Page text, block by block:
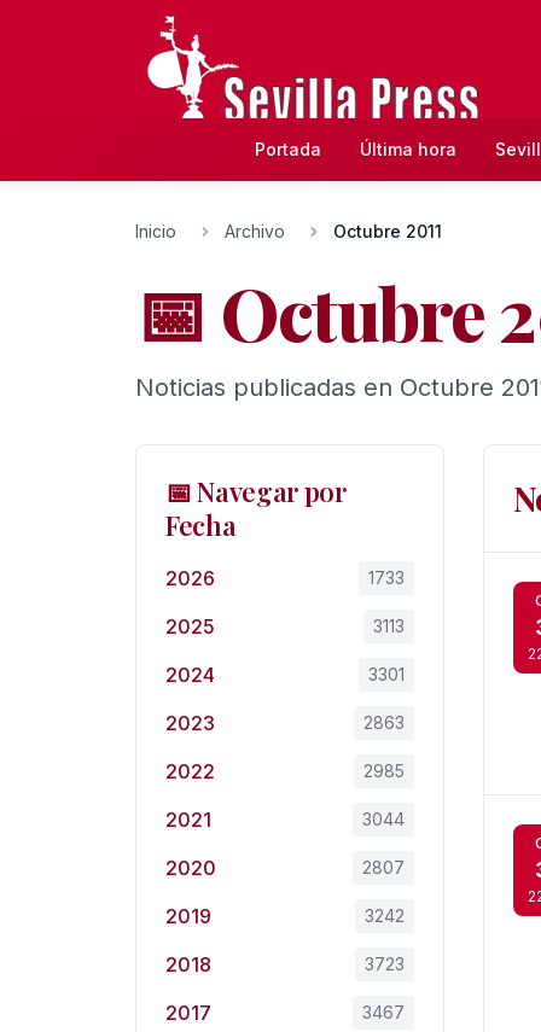
Portada Última hora
Inicio Archivo Octubre 2011
📅 Octubre
Noticias publicadas en Octubre
📅 Navegar por
Fecha
2026 1733
2025 3113
2024 3301
2023 2863
2022 2985
2021 3044
2020 2807
2019 3242
2018 3723
2017 3467